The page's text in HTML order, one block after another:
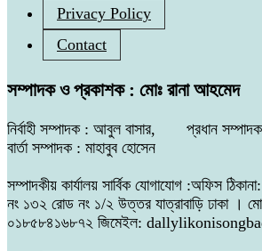
Privacy Policy
Contact
সম্পাদক ও প্রকাশক : মোঃ রানা আহমেদ
নির্বাহী সম্পাদক : আবুল বাসার, প্রধান
বার্তা সম্পাদক : মাহাবুব হোসেন
সম্পাদকীয় কার্যালয় সার্বিক যোগাযোগ :অফিস
নং ১৩২ রোড নং ১/২ উত্তর যাত্রাবাড়ি ঢাকা ।
০১৮৫৮৪১৬৮৭২ জিমেইল: